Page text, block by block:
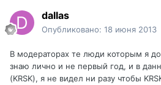
dаllаs
Опубликовано: 18 июня 2013
В модераторах те люди которым я
знаю лично и не первый год, и в
(KRSK), я не видел ни разу чтобы